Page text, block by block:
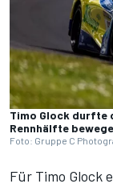
Timo Glock durfte
Rennhälfte
Foto: Gruppe C
Für Timo Glock